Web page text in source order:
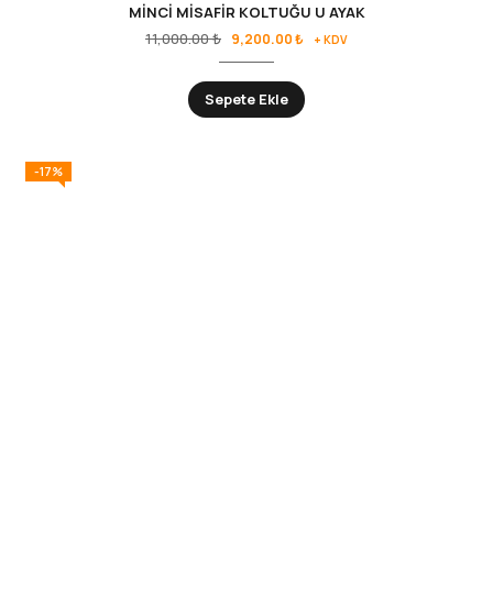
MİNCİ MİSAFİR KOLTUĞU U AYAK
11,000.00₺ 9,200.00₺ + KDV
Sepete Ekle
-17%